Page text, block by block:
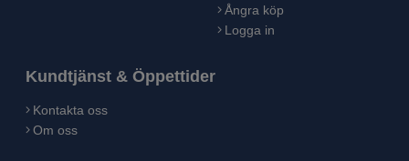
Ångra köp
Logga in
Kundtjänst & Öppettider
Kontakta oss
Om oss